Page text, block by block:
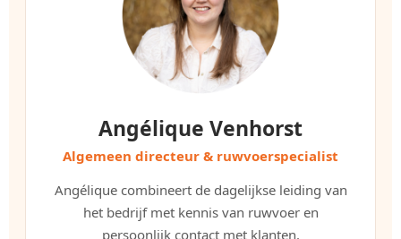
Angélique Venhorst
Algemeen directeur & ruwvoerspecialist
Angélique combineert de dagelijkse leiding van
het bedrijf met kennis van ruwvoer en
persoonlijk contact met klanten.